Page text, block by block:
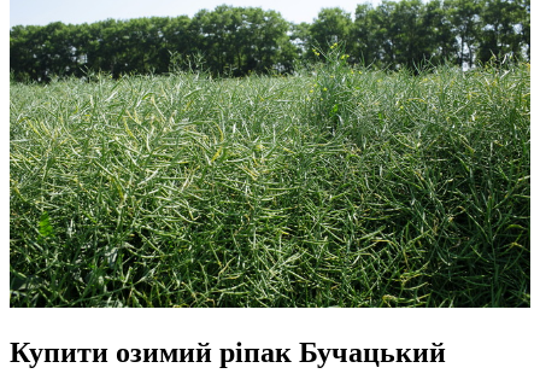
Купити озимий ріпак Бучацький